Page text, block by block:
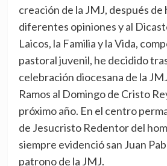
creación de la JMJ, después
diferentes opiniones y al
Laicos, la Familia y la Vida,
pastoral juvenil, he decidido
celebración diocesana de la
Ramos al Domingo de Cristo
próximo año. En el centro
de Jesucristo Redentor del
siempre evidenció san Juan
patrono de la JMJ.